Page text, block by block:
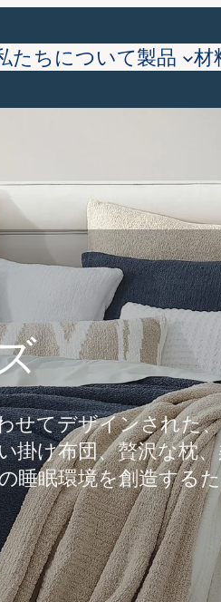
たちについて製品 材
せてデザインされた
け布団、贅沢な枕
睡眠環境を創造する